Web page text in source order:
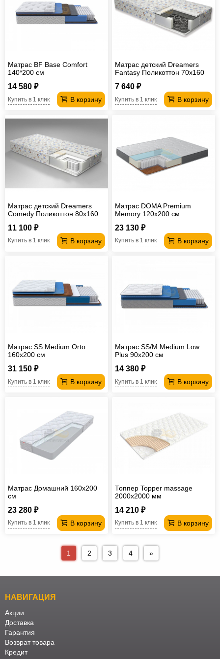
Матрас BF Base Comfort
140*200 см
14 580 ₽
В корзину
Купить в 1 клик
Матрас детский Dreamers
Fantasy Поликоттон 70х160
7 640 ₽
В корзину
Купить в 1 клик
Матрас детский Dreamers
Comedy Поликоттон 80х160
11 100 ₽
В корзину
Купить в 1 клик
Матрас DOMA Premium
Memory 120х200 см
23 130 ₽
В корзину
Купить в 1 клик
Матрас SS Medium Orto
160х200 см
31 150 ₽
В корзину
Купить в 1 клик
Матрас SS/M Medium Low
Plus 90х200 см
14 380 ₽
В корзину
Купить в 1 клик
Матрас Домашний 160х200
см
23 280 ₽
В корзину
Купить в 1 клик
Топпер Topper massage
2000х2000 мм
14 210 ₽
В корзину
Купить в 1 клик
1 2 3 4 »
НАВИГАЦИЯ
Акции
Доставка
Гарантия
Возврат товара
Кредит